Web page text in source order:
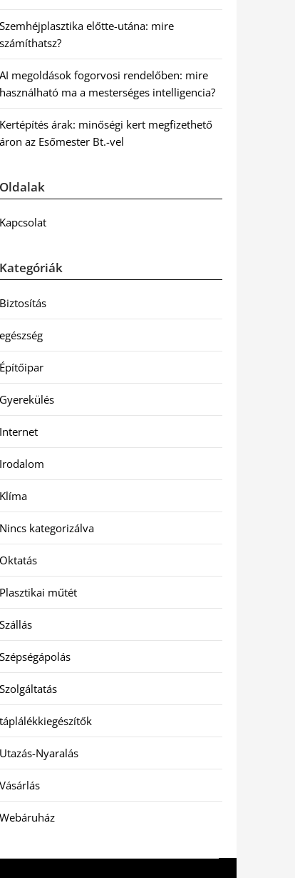
Szemhéjplasztika előtte-utána: mire
számíthatsz?
AI megoldások fogorvosi rendelőben: mire
használható ma a mesterséges intelligencia?
Kertépítés árak: minőségi kert megfizethető
áron az Esőmester Bt.-vel
Oldalak
Kapcsolat
Kategóriák
Biztosítás
egészség
Építőipar
Gyerekülés
Internet
Irodalom
Klíma
Nincs kategorizálva
Oktatás
Plasztikai műtét
Szállás
Szépségápolás
Szolgáltatás
táplálékkiegészítők
Utazás-Nyaralás
Vásárlás
Webáruház